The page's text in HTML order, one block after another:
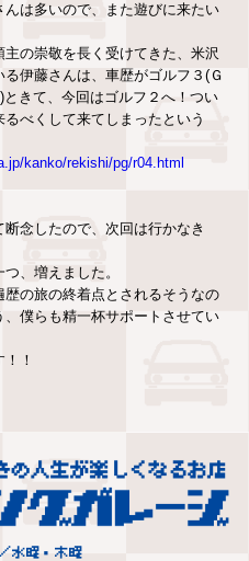
は多いので、また遊びに来たい
の崇敬を長く受けてきた、米沢
伊藤さんは、車歴がゴルフ３(Ｇ
きて、今回はゴルフ２へ！つい
べくして来てしまったという
kanko/rekishi/pg/r04.html
念したので、次回は行かなき
、増えました。
の旅の終着点とされるそうなの
僕らも精一杯サポートさせてい
！
水曜・木曜